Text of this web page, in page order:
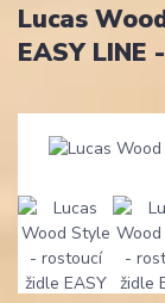
Lucas
EASY LINE